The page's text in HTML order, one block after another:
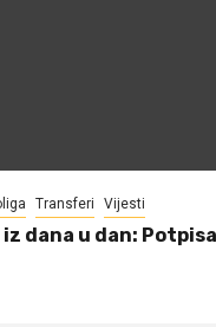
Transferi Vijesti
dana u dan: